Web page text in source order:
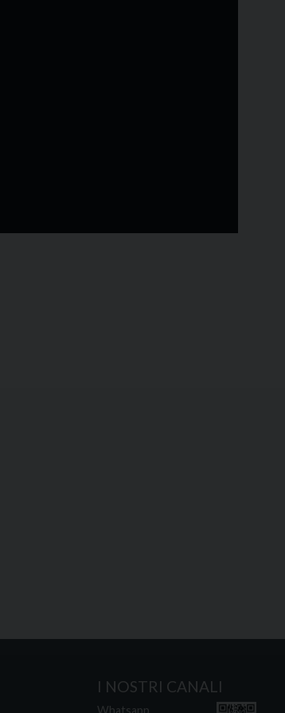
I NOSTRI CANALI
Whatsapp